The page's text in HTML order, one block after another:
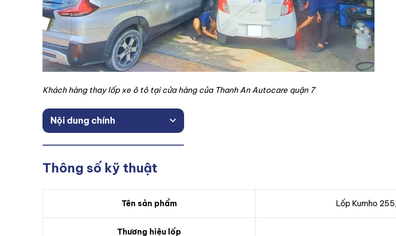
Khách hàng thay lốp xe ô tô tại cửa hàng của Thanh An Autocare quận 7
Nội dung chính
Thông số kỹ thuật
Tên sản phẩm Lốp Kumho
Thương hiệu lốp